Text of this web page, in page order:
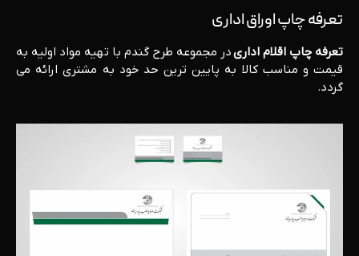
تعرفه چاپ اوراق اداری
تعرفه چاپ اقلام اداریدر مجموعه طرح گندم با تهیه مواد اولیه به
قیمت و مناسب کالا به پایین ترین حد خود به مشتری ارائه می
گردد.